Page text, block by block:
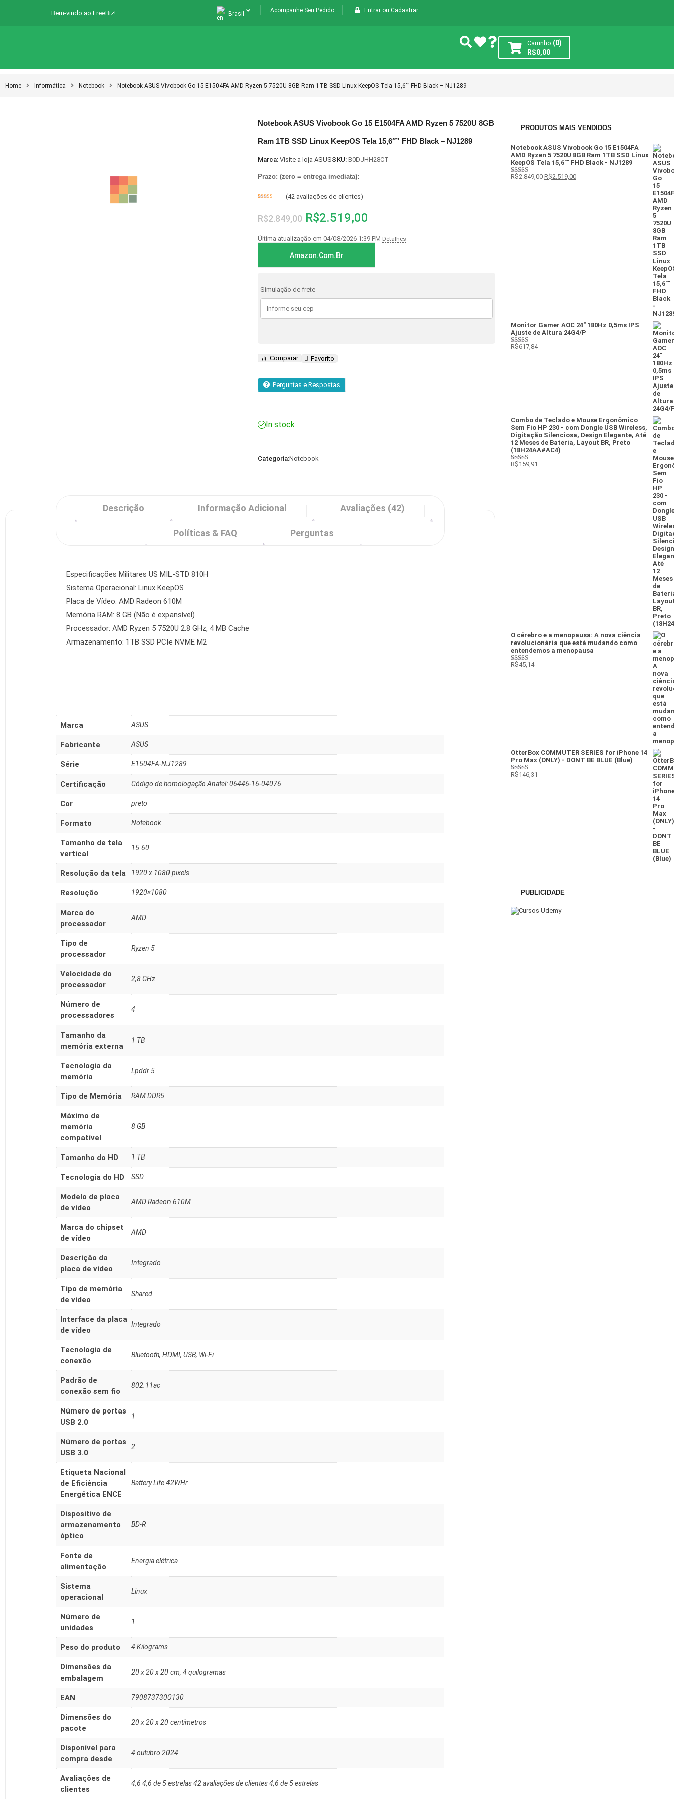
Bem-vindo ao FreeBiz! Brasil Acompanhe Seu Pedido Entrar ou Cadastrar
Carrinho (0)
R$0,00
Home Informática Notebook Notebook ASUS Vivobook Go 15 E1504FA AMD Ryzen 5 7520U 8GB Ram 1TB SSD Linux KeepOS Tela 15,6″” FHD Black – NJ1289
Notebook ASUS Vivobook Go 15 E1504FA AMD Ryzen 5 7520U 8GB
Ram 1TB SSD Linux KeepOS Tela 15,6″” FHD Black – NJ1289
Marca: Visite a loja ASUSSKU: B0DJHH28CT
Prazo: (zero = entrega imediata):
5, com
baseado
de cliente
(42 avaliações de clientes)
R$2.849,00 R$2.519,00
Última atualização em 04/08/2026 1:39 PM Detalhes
Amazon.com.br
Simulação de frete
Comparar Favorito
Perguntas e Respostas
In stock
Categoria:Notebook
Descrição Informação Adicional Avaliações (42)
Políticas & FAQ Perguntas
Especificações Militares US MIL-STD 810H
Sistema Operacional: Linux KeepOS
Placa de Vídeo: AMD Radeon 610M
Memória RAM: 8 GB (Não é expansível)
Processador: AMD Ryzen 5 7520U 2.8 GHz, 4 MB Cache
Armazenamento: 1TB SSD PCIe NVME M2
Marca ‎ASUS
Fabricante ‎ASUS
Série ‎E1504FA-NJ1289
Certificação ‎Código de homologação Anatel: 06446-16-04076
Cor ‎preto
Formato ‎Notebook
Tamanho de tela
vertical
‎15.60
Resolução da tela ‎1920 x 1080 pixels
Resolução ‎1920×1080
Marca do
processador
‎AMD
Tipo de
processador
‎Ryzen 5
Velocidade do
processador
‎2,8 GHz
Número de
processadores
‎4
Tamanho da
memória externa
‎1 TB
Tecnologia da
memória
‎Lpddr 5
Tipo de Memória ‎RAM DDR5
Máximo de
memória
compatível
‎8 GB
Tamanho do HD ‎1 TB
Tecnologia do HD ‎SSD
Modelo de placa
de vídeo
‎AMD Radeon 610M
Marca do chipset
de vídeo
‎AMD
Descrição da
placa de vídeo
‎Integrado
Tipo de memória
de vídeo
‎Shared
Interface da placa
de vídeo
‎Integrado
Tecnologia de
conexão
‎Bluetooth, HDMI, USB, Wi-Fi
Padrão de
conexão sem fio
‎802.11ac
Número de portas
USB 2.0
‎1
Número de portas
USB 3.0
‎2
Etiqueta Nacional
de Eficiência
Energética ENCE
‎Battery Life 42WHr
Dispositivo de
armazenamento
óptico
‎BD-R
Fonte de
alimentação
‎Energia elétrica
Sistema
operacional
‎Linux
Número de
unidades
‎1
Peso do produto ‎4 Kilograms
Dimensões da
embalagem
‎20 x 20 x 20 cm, 4 quilogramas
EAN ‎7908737300130
Dimensões do
pacote
20 x 20 x 20 centímetros
Disponível para
compra desde
4 outubro 2024
Avaliações de
clientes
4,6 4,6 de 5 estrelas 42 avaliações de clientes 4,6 de 5 estrelas
PRODUTOS MAIS VENDIDOS
Notebook ASUS Vivobook Go 15 E1504FA
AMD Ryzen 5 7520U 8GB Ram 1TB SSD Linux
KeepOS Tela 15,6"" FHD Black - NJ1289
Avaliação
R$2.849,00 R$2.519,00
Monitor Gamer AOC 24" 180Hz 0,5ms IPS
Ajuste de Altura 24G4/P
Avaliação
R$617,84
Combo de Teclado e Mouse Ergonômico
Sem Fio HP 230 - com Dongle USB Wireless,
Digitação Silenciosa, Design Elegante, Até
12 Meses de Bateria, Layout BR, Preto
(18H24AA#AC4)
Avaliação
R$159,91
O cérebro e a menopausa: A nova ciência
revolucionária que está mudando como
entendemos a menopausa
Avaliação
R$45,14
OtterBox COMMUTER SERIES for iPhone 14
Pro Max (ONLY) - DONT BE BLUE (Blue)
Avaliação
R$146,31
PUBLICIDADE